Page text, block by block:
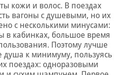
кожи и волос. В поездах
вагоны с душевыми, но их
с несколькими минусами:
в кабинках, большое время
Поэтому лучше
душа к минимуму, пользуясь
поездах: одноразовыми